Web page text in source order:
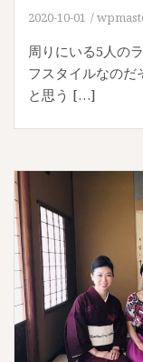
2020-10-01
周りにいる5人の
フスタイルなのだ
と思う […]